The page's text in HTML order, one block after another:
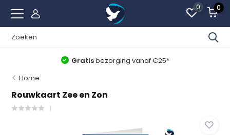
0 0
bezorging vanaf €25*
Home
Rouwkaart Zee en Zon